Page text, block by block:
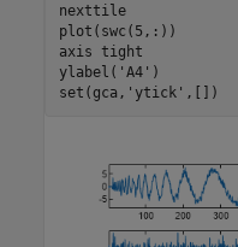
nexttile
plot(swc(5,:))
axis tight
ylabel( 'A4' )
set(gca, 'ytick' ,[])